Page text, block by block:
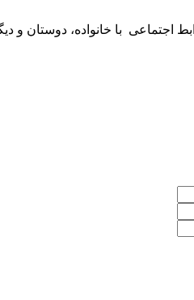
اجتماعی با خانواده، ‌دوستان و